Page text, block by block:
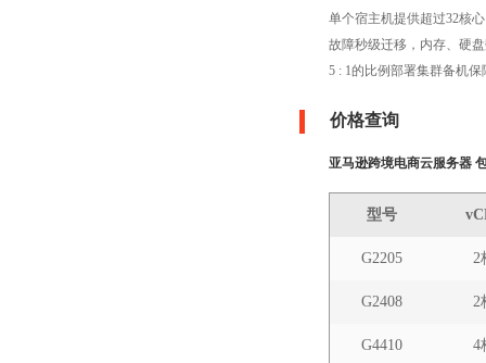
单个宿主机提供超过32核
故障秒级迁移，内存、硬
5 : 1的比例部署集群备机
价格查询
亚马逊跨境电商云服务器
型号
G2205 2
G2408 2
G4410 4